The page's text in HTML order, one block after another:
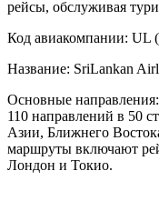
рейсы, обслуживая
Код авиакомпании:
Название: SriLankan
Основные
110 направлений в 50
Азии, Ближнего
маршруты включают
Лондон и Токио.